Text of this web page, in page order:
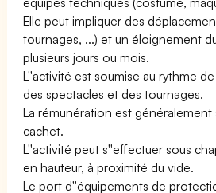
Elle peut impliquer des
tournages, ...) et un éloignement
plusieurs jours ou mois.
L''activité est soumise au rythme
des spectacles et des tournages.
La rémunération est
cachet.
L''activité peut s''effectuer sous
en hauteur, à proximité du vide.
Le port d''équipements de